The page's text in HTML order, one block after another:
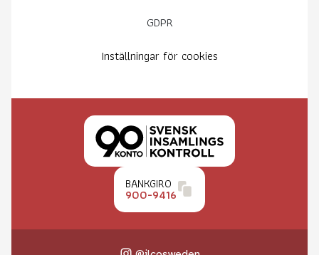
GDPR
Inställningar för cookies
BANKGIRO
900-9416